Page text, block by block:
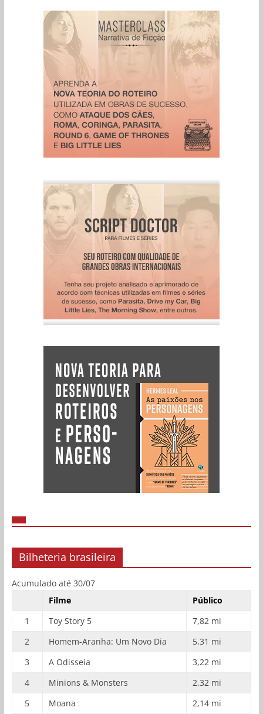
Bilheteria brasileira
Acumulado até 30/07
Filme
Público
1
Toy Story 5
7,82 mi
2
Homem-Aranha: Um Novo Dia
5,31 mi
3
A Odisseia
3,22 mi
4
Minions & Monsters
2,32 mi
5
Moana
2,14 mi